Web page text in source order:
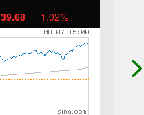
39.68 1.02%